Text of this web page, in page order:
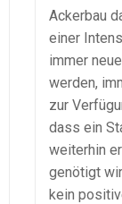
Ackerbau
einer
immer
werden,
zur
dass ein
weiterhin
genötigt
kein